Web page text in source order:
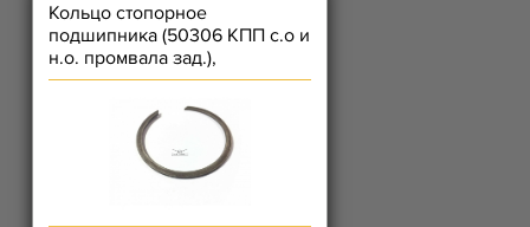
Кольцо стопорное
подшипника (50306 КПП с.о и
н.о. промвала зад.),
(3056207К КПП н.о. втор вала